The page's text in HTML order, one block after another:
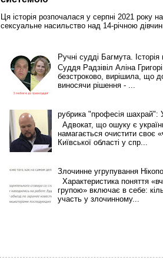
Ця історія розпочалася у серпні 2021 року
сексуальне насильство над 14-річною
Ручні судді Багмута.
Суддя Радзівіл Аліна
безстроково, вирішила, що
виносячи рішення - ...
рубрика "професія шахрай":
Адвокат, що ошуку є
намагається очистити своє
Київської області у спр...
Злочинне угрупування
Характеристика поняття
групою» включає в себе:
участь у злочинному...